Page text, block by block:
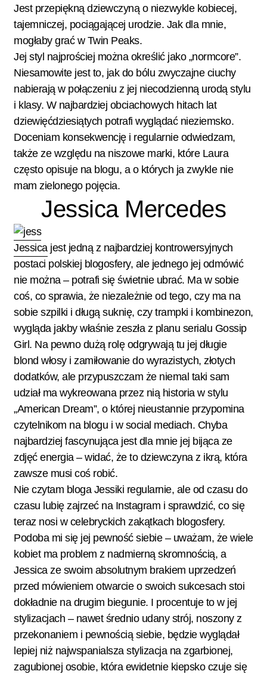
Jest przepiękną dziewczyną o niezwykle kobiecej,
tajemniczej, pociągającej urodzie. Jak dla mnie,
mogłaby grać w Twin Peaks.
Jej styl najprościej można określić jako „normcore”.
Niesamowite jest to, jak do bólu zwyczajne ciuchy
nabierają w połączeniu z jej niecodzienną urodą stylu
i klasy. W najbardziej obciachowych hitach lat
dziewięćdziesiątych potrafi wyglądać nieziemsko.
Doceniam konsekwencję i regularnie odwiedzam,
także ze względu na niszowe marki, które Laura
często opisuje na blogu, a o których ja zwykle nie
mam zielonego pojęcia.
Jessica Mercedes
Jessicajest jedną z najbardziej kontrowersyjnych
postaci polskiej blogosfery, ale jednego jej odmówić
nie można – potrafi się świetnie ubrać. Ma w sobie
coś, co sprawia, że niezależnie od tego, czy ma na
sobie szpilki i długą suknię, czy trampki i kombinezon,
wygląda jakby właśnie zeszła z planu serialu Gossip
Girl. Na pewno dużą rolę odgrywają tu jej długie
blond włosy i zamiłowanie do wyrazistych, złotych
dodatków, ale przypuszczam że niemal taki sam
udział ma wykreowana przez nią historia w stylu
„American Dream”, o której nieustannie przypomina
czytelnikom na blogu i w social mediach. Chyba
najbardziej fascynująca jest dla mnie jej bijąca ze
zdjęć energia – widać, że to dziewczyna z ikrą, która
zawsze musi coś robić.
Nie czytam bloga Jessiki regularnie, ale od czasu do
czasu lubię zajrzeć na Instagram i sprawdzić, co się
teraz nosi w celebryckich zakątkach blogosfery.
Podoba mi się jej pewność siebie – uważam, że wiele
kobiet ma problem z nadmierną skromnością, a
Jessica ze swoim absolutnym brakiem uprzedzeń
przed mówieniem otwarcie o swoich sukcesach stoi
dokładnie na drugim biegunie. I procentuje to w jej
stylizacjach – nawet średnio udany strój, noszony z
przekonaniem i pewnością siebie, będzie wyglądał
lepiej niż najwspanialsza stylizacja na zgarbionej,
zagubionej osobie, która ewidetnie kiepsko czuje się